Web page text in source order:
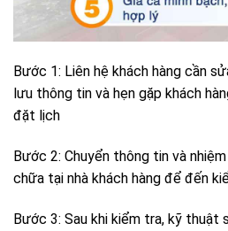
Bước 1: Liên hệ khách hàng cần
lưu thông tin và hẹn gặp khách
đặt lịch
Bước 2: Chuyển thông tin và
chữa tại nhà khách hàng để đến
Bước 3: Sau khi kiểm tra, kỹ thuật